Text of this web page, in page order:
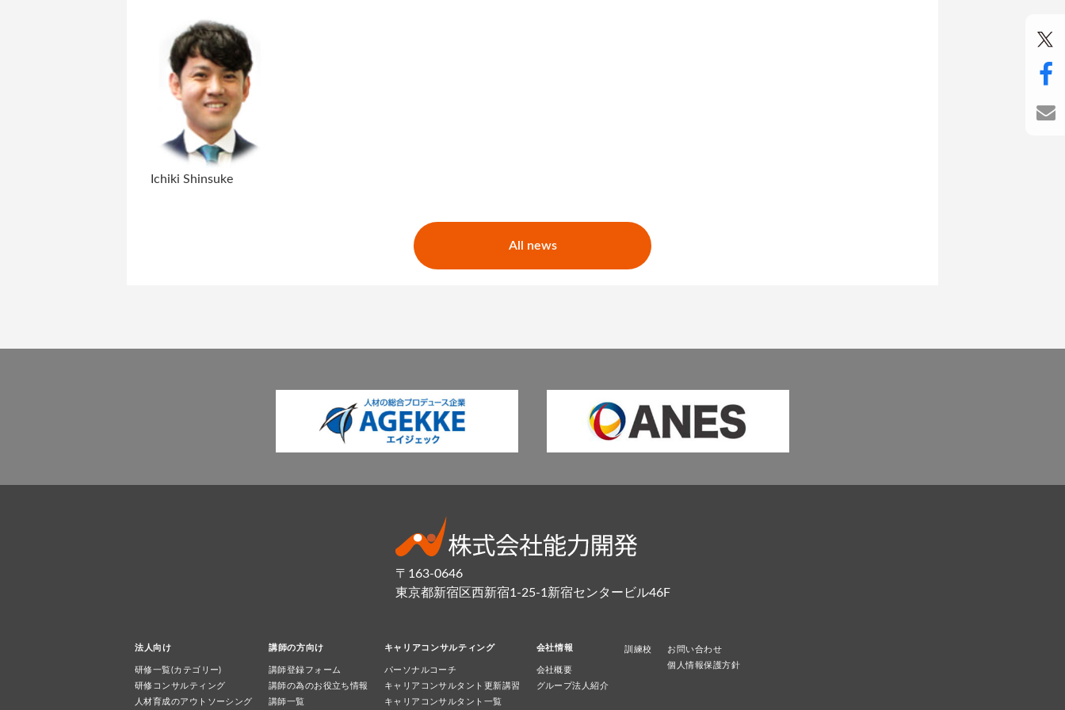
Ichiki Shinsuke
All news
〒163-0646
東京都新宿区西新宿1-25-1新宿センタービル46F
法人向け
研修一覧(カテゴリー)
研修コンサルティング
人材育成のアウトソーシング
講師の方向け
講師登録フォーム
講師の為のお役立ち情報
講師一覧
キャリアコンサルティング
パーソナルコーチ
キャリアコンサルタント更新講習
キャリアコンサルタント一覧
会社情報
会社概要
グループ法人紹介
訓練校
お問い合わせ
個人情報保護方針